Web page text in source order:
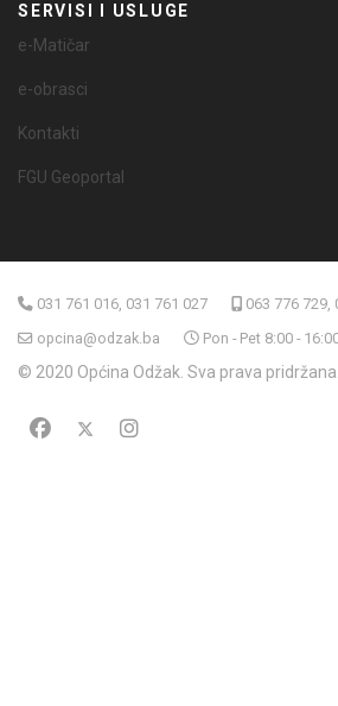
SERVISI I USLUGE
e-Matičar
e-obrasci
Kontakti
FGU Geoportal
031 761 016, 031 761 027
063 776 729,
opcina@odzak.ba
Pon - Pet 8:00 -
© 2020 Općina Odžak. Sva prava